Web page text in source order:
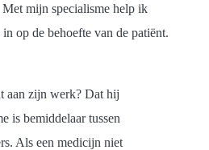
mijn specialisme help ik
op de behoefte van de patiënt.
aan zijn werk? Dat hij
is bemiddelaar tussen
Als een medicijn niet